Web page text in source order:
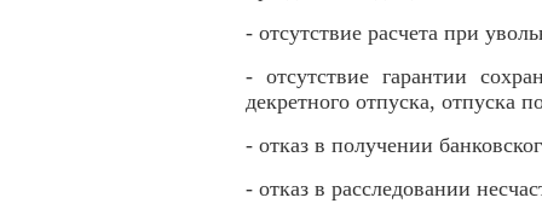
- отсутствие расчета при
- отсутствие гарантии
декретного отпуска, отпуска
- отказ в получении
- отказ в расследовании